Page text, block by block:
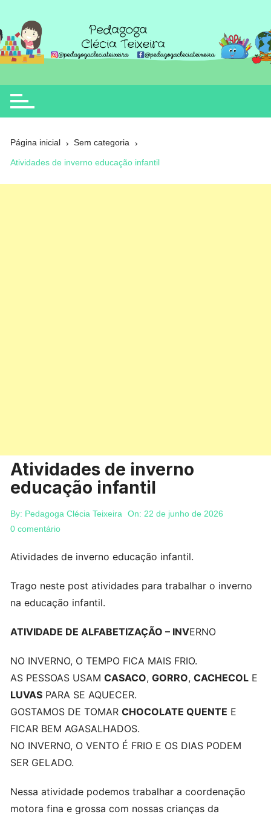
o
conteúdo
Clécia Teixeira
educação
Página inicial Sem categoria
Atividades de inverno educação infantil
Atividades de inverno
educação infantil
By: Pedagoga Clécia Teixeira On: 22 de junho de 2026
0 comentário
Atividades de inverno educação infantil.
Trago neste post atividades para trabalhar o inverno
na educação infantil.
ATIVIDADE DE ALFABETIZAÇÃO – INVERNO
NO INVERNO, O TEMPO FICA MAIS FRIO.
AS PESSOAS USAMCASACO,GORRO,CACHECOL E
LUVAS PARA SE AQUECER.
GOSTAMOS DE TOMARCHOCOLATE QUENTE E
FICAR BEM AGASALHADOS.
NO INVERNO, O VENTO É FRIO E OS DIAS PODEM
SER GELADO.
Nessa atividade podemos trabalhar a coordenação
motora fina e grossa com nossas crianças da